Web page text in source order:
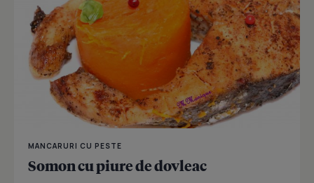
MANCARURI CU PESTE
Somon cu piure de dovleac